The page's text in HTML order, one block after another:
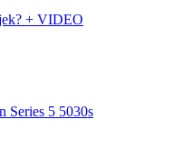
+ VIDEO
Series 5 5030s